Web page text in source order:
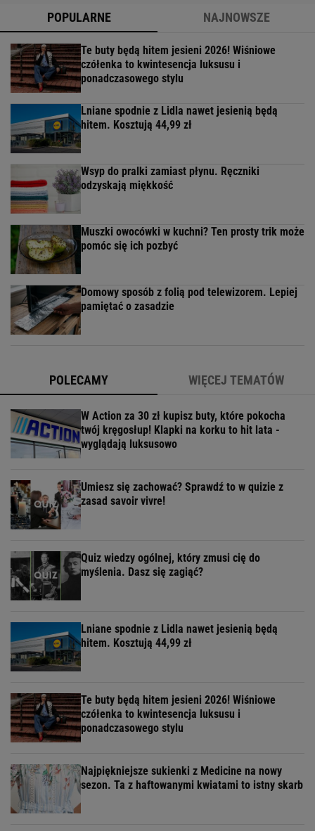
POPULARNE NAJNOWSZE
Te buty będą hitem jesieni 2026! Wiśniowe
czółenka to kwintesencja luksusu i
ponadczasowego stylu
Lniane spodnie z Lidla nawet jesienią będą
hitem. Kosztują 44,99 zł
Wsyp do pralki zamiast płynu. Ręczniki
odzyskają miękkość
Muszki owocówki w kuchni? Ten prosty trik może
pomóc się ich pozbyć
Domowy sposób z folią pod telewizorem. Lepiej
pamiętać o zasadzie
POLECAMY WIĘCEJ TEMATÓW
W Action za 30 zł kupisz buty, które pokocha
twój kręgosłup! Klapki na korku to hit lata -
wyglądają luksusowo
Umiesz się zachować? Sprawdź to w quizie z
zasad savoir vivre!
Quiz wiedzy ogólnej, który zmusi cię do
myślenia. Dasz się zagiąć?
Lniane spodnie z Lidla nawet jesienią będą
hitem. Kosztują 44,99 zł
Te buty będą hitem jesieni 2026! Wiśniowe
czółenka to kwintesencja luksusu i
ponadczasowego stylu
Najpiękniejsze sukienki z Medicine na nowy
sezon. Ta z haftowanymi kwiatami to istny skarb